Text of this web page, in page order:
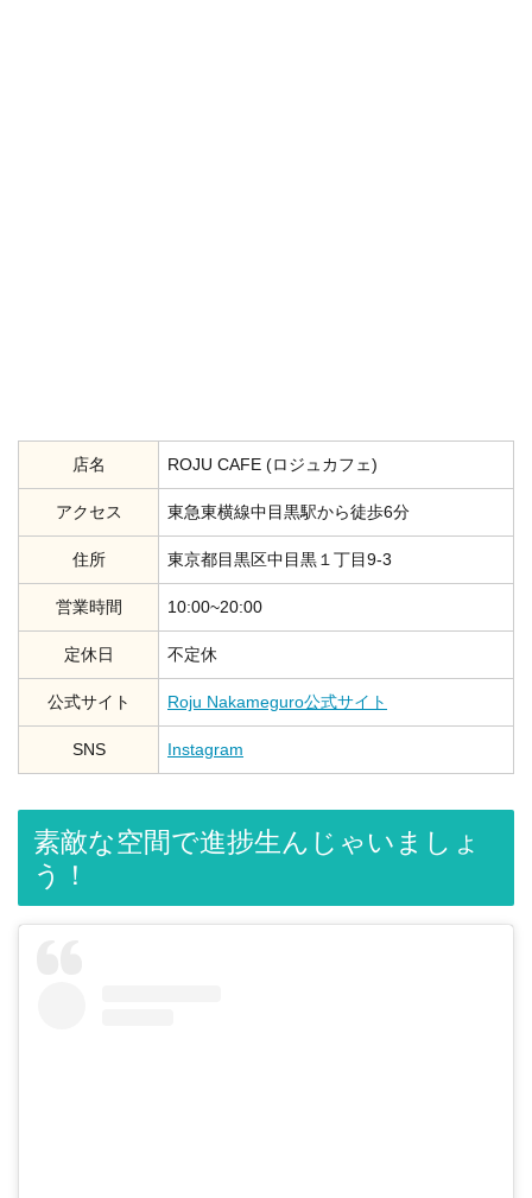
店名 ROJU CAFE (ロジュカフェ)
アクセス 東急東横線中目黒駅から徒歩6分
住所 東京都目黒区中目黒１丁目9-3
営業時間 10:00~20:00
定休日 不定休
公式サイト Roju Nakameguro公式サイト
SNS Instagram
素敵な空間で進捗生んじゃいましょ
う！